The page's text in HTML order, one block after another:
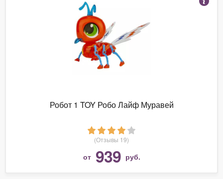
Робот 1 TOY Робо Лайф Муравей
(Отзывы 19)
от 939 руб.